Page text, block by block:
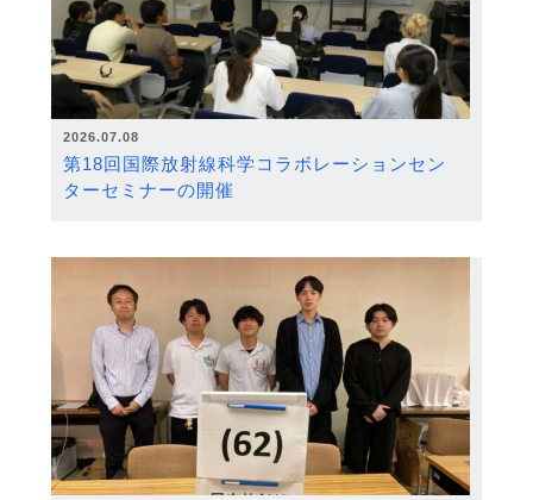
2026.07.08
第18回国際放射線科学コラボレーションセン
ターセミナーの開催